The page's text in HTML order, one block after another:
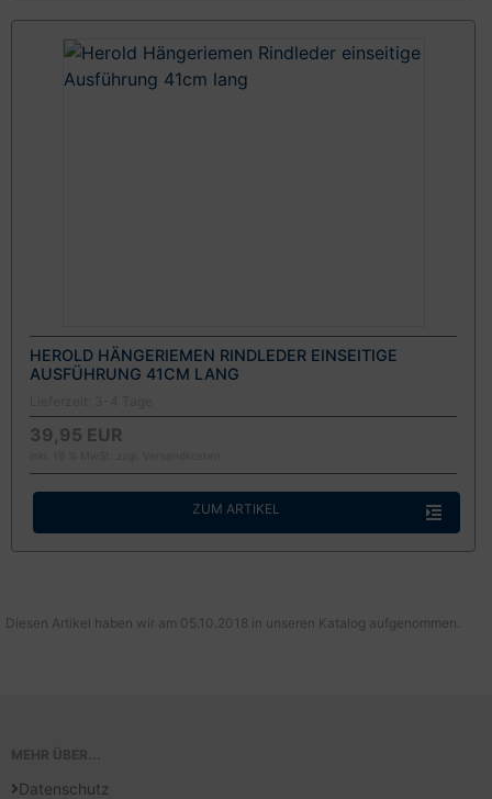
HEROLD HÄNGERIEMEN RINDLEDER EINSEITIGE
AUSFÜHRUNG 41CM LANG
39,95 EUR
ZUM ARTIKEL
Diesen Artikel haben wir am 05.10.2018 in unseren Katalog aufgenommen.
MEHR ÜBER...
Datenschutz